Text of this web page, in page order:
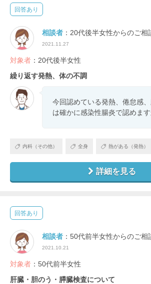
回答あり
相談者 ：20代後半女性からのご相
2021.11.27
対象者 ：20代後半女性
繰り返す発熱、体の不調
今回認めている発熱、倦怠感
は確かに感染性腸炎で認めます
内科（その他） 全身 熱がある（発熱）
詳細を見る
回答あり
相談者 ：50代前半女性からのご相
2021.10.21
対象者 ：50代前半女性
肝臓・胆のう・膵臓検査について